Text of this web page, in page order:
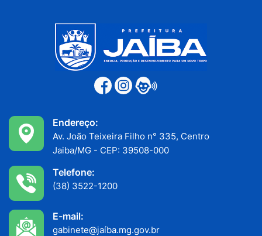
Endereço:
Av. João Teixeira Filho n° 335, Centro
Jaiba/MG - CEP: 39508-000
Telefone:
(38) 3522-1200
E-mail:
gabinete@jaíba.mg.gov.br